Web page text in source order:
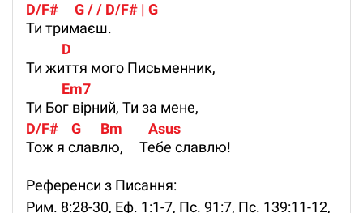
D/F#     G / / D/F# | G
Ти тримаєш.
D
Ти життя мого Письменник,
Em7
Ти Бог вірний, Ти за мене,
D/F#    G      Bm        Asus
Тож я славлю, Тебе славлю!
Референси з Писання:
Рим. 8:28-30, Еф. 1:1-7, Пс. 91:7, Пс. 139:11-12,